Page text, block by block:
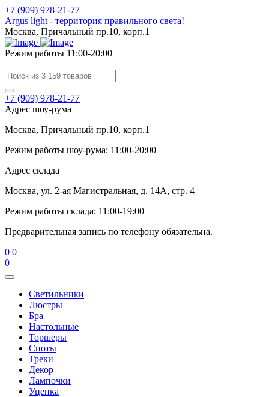
+7 (909) 978-21-77
Argus light - территория правильного света!
Москва, Причальный пр.10, корп.1
Режим работы 11:00-20:00
+7 (909) 978-21-77
Адрес шоу-рума
Москва, Причальный пр.10, корп.1
Режим работы шоу-рума: 11:00-20:00
Адрес склада
Москва, ул. 2-ая Магистральная, д. 14А, стр. 4
Режим работы склада: 11:00-19:00
Предварительная запись по телефону обязательна.
0 0
0
Cветильники
Люстры
Бра
Настольные
Торшеры
Споты
Треки
Декор
Лампочки
Уценка